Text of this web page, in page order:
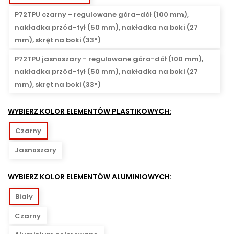
P72TPU czarny - regulowane góra-dół (100 mm),
nakładka przód-tył (50 mm), nakładka na boki (27
mm), skręt na boki (33°)
P72TPU jasnoszary - regulowane góra-dół (100 mm),
nakładka przód-tył (50 mm), nakładka na boki (27
mm), skręt na boki (33°)
WYBIERZ KOLOR ELEMENTÓW PLASTIKOWYCH:
Czarny
Jasnoszary
WYBIERZ KOLOR ELEMENTÓW ALUMINIOWYCH:
Biały
Czarny